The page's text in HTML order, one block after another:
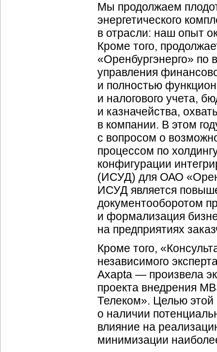
Мы продолжаем
энергетического
в отрасли: наш опыт
Кроме того,
«Оренбургэнерго» по
управления
и полностью
и налогового учета,
и казначейства,
в компании. В этом
с вопросом о
процессом по
конфигурации
(ИСУД) для ОАО
ИСУД является
документооборотом
и формализация
на предприятиях
Кроме того,
независимого
Axapta — произвела
проекта внедрения
Телеком». Целью этой
о наличии
влияние на
минимизации